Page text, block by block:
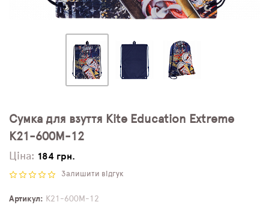
Сумка для взуття Kite Education Extreme
K21-600M-12
Ціна: 184 грн.
Залишити відгук
Артикул
K21-600M-12